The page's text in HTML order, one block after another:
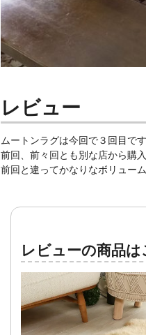
レビュー
ムートンラグは今回で３回目です
前回、前々回とも別な店から購入
前回と違ってかなりなボリュー
レビューの商品は